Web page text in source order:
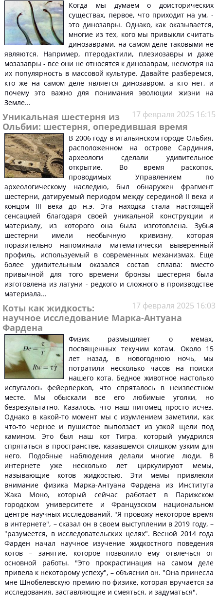
Когда мы думаем о доисторических
существах, первое, что приходит на ум, -
это динозавры. Однако, как оказывается,
многие из тех, кого мы привыкли считать
динозаврами, на самом деле таковыми не
являются. Например, птеродактили, плезиозавры и даже
мозазавры - все они не относятся к динозаврам, несмотря на
их популярность в массовой культуре. Давайте разберемся,
кто же на самом деле является динозавром, а кто нет, и
почему это важно для понимания эволюции жизни на
Земле...
17 февраля 2025 16:15
Уникальная шестерня из
Ольбии: шестерня, опередившая время
В 2006 году в итальянском городе Ольбия,
расположенном на острове Сардиния,
археологи сделали удивительное
открытие. Во время раскопок,
проводимых Управлением по
археологическому наследию, был обнаружен фрагмент
шестерни, датируемый периодом между серединой II века и
концом III века до н.э. Эта находка стала настоящей
сенсацией благодаря своей уникальной конструкции и
материалу, из которого она была изготовлена. Зубья
шестерни имели необычную кривизну, которая
поразительно напоминала математически выверенный
профиль, используемый в современных механизмах. Еще
более удивительным оказался состав сплава: вместо
привычной для того времени бронзы шестерня была
изготовлена из латуни - редкого и сложного в производстве
материала...
17 февраля 2025 16:03
Коты как жидкость:
научное исследование Марка-Антуана
Фардена
Физик размышляет о мемах,
посвященных текучим котам. Около 15
лет назад, в новогоднюю ночь, мы
потратили несколько часов на поиски
нашего кота. Бедное животное настолько
испугалось фейерверков, что спряталось в неизвестном
месте. Мы обыскали все его любимые уголки, но
безрезультатно. Казалось, что наш питомец просто исчез.
Однако в какой-то момент мы с изумлением заметили, как
что-то черное и пушистое выползает из узкой щели под
камином. Это был наш кот Тигра, который умудрился
спрятаться в пространстве, казавшемся слишком узким для
него. Подобные наблюдения делали многие люди. В
интернете уже несколько лет циркулируют мемы,
называющие котов жидкостью. Эти мемы привлекли
внимание физика Марка-Антуана Фардена из Института
Жака Моно, который сейчас работает в Парижском
городском университете и Французском национальном
центре научных исследований. "Я провожу некоторое время
в интернете", – сказал он в своем выступлении в 2019 году, –
"разумеется, в исследовательских целях". Весной 2014 года
Фарден начал научное изучение жидкостного поведения
котов – занятие, которое позволило ему отвлечься от
основной работы. "Это прокрастинация на самом деле
привела к некоторому успеху", – объяснил он. "Она принесла
мне Шнобелевскую премию по физике, которая вручается за
исследования, заставляющие и смеяться, и задуматься".